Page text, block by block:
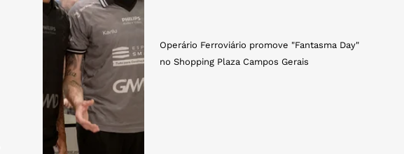
Operário Ferroviário promove "Fantasma Day"
no Shopping Plaza Campos Gerais